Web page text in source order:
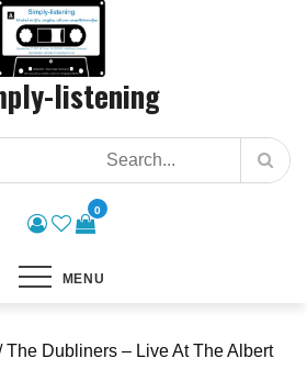
listening
0
MENU
The Dubliners – Live At The Albert